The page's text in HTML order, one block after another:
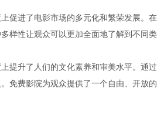
促进了电影市场的多元化和繁荣发展。
样性让观众可以更加全面地了解到不同
提升了人们的文化素养和审美水平。通
免费影院为观众提供了一个自由、开放